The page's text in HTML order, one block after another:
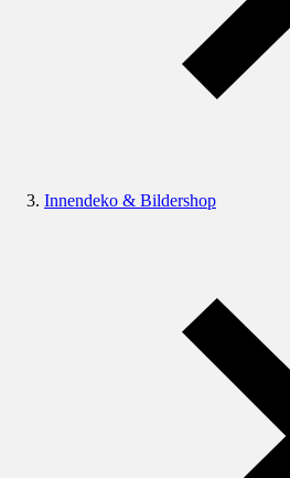
Innendeko & Bildershop